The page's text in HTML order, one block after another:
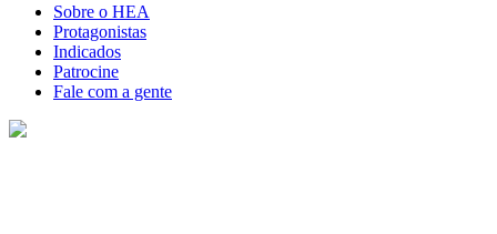
Sobre o HEA
Protagonistas
Indicados
Patrocine
Fale com a gente